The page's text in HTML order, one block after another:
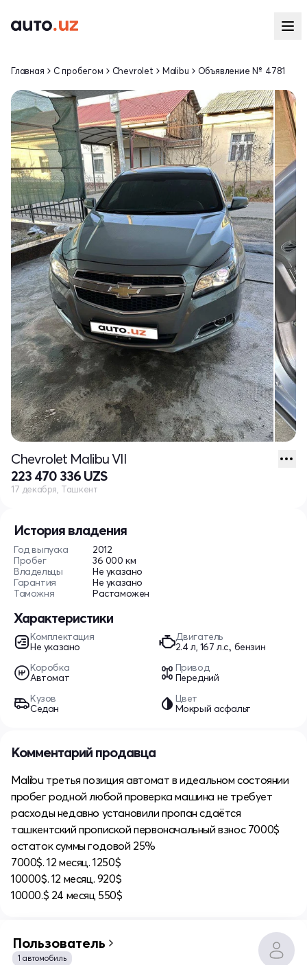
История владения
Год выпуска
2012
Пробег
36 000 км
Владельцы
Не указано
Гарантия
Не указано
Таможня
Растаможен
Характеристики
Комплектация
Не указано
Двигатель
2.4 л, 167 л.с., бензин
Коробка
Автомат
Привод
Передний
Кузов
Седан
Цвет
Мокрый асфальт
Главная С пробегом Chevrolet Malibu Объявление № 4781
Chevrolet Malibu VII
223 470 336 UZS
17 декабря, Ташкент
Комментарий продавца
Malibu третья позиция автомат в идеальном состоянии
пробег родной любой проверка машина не требует
расходы недавно установили пропан сдаётся
ташкентский пропиской первоначальный взнос 7000$
остаток суммы годовой 25%
7000$. 12 месяц. 1250$
10000$. 12 месяц. 920$
10000.$ 24 месяц 550$
Пользователь
1 автомобиль